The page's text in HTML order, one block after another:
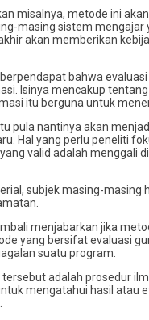
misalnya, metode ini
masing sistem mengajar
akan memberikan
bahwa
Isinya mencakup
itu berguna untuk
pula nantinya akan
Hal yang perlu peneliti
valid adalah menggali
subjek masing-masing
menjabarkan jika
yang bersifat evaluasi
suatu program.
adalah prosedur
mengatahui hasil atau